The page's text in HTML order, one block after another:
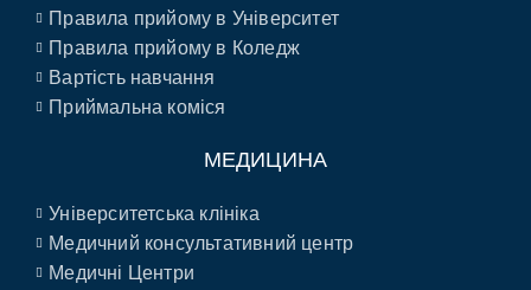
Правила прийому в Університет
Правила прийому в Коледж
Вартість навчання
Приймальна коміся
МЕДИЦИНА
Університетська клініка
Медичний консультативний центр
Медичні Центри